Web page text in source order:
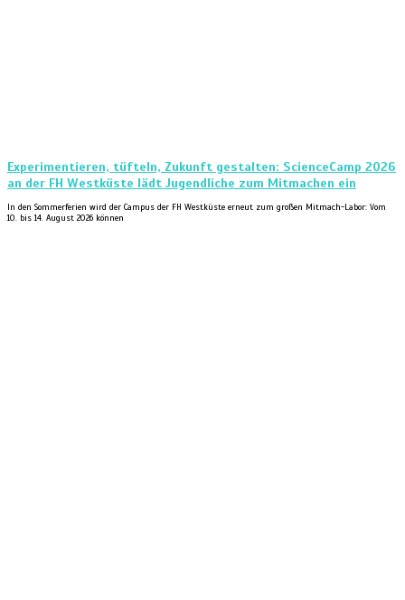
Experimentieren, tüfteln, Zukunft gestalten: ScienceCamp 2026
an der FH Westküste lädt Jugendliche zum Mitmachen ein
In den Sommerferien wird der Campus der FH Westküste erneut zum großen Mitmach-Labor: Vom
10. bis 14. August 2026 können